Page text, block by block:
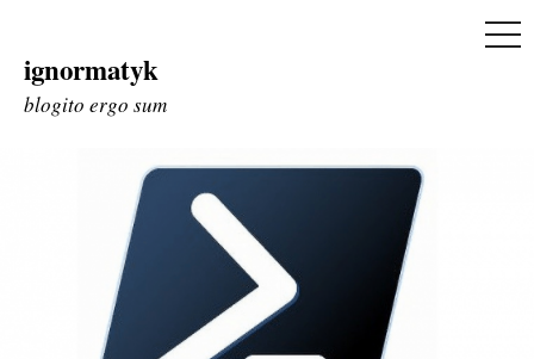
Skip
to
ignormatyk
blogito ergo sum